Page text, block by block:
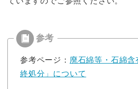
参考ページ： 廃石綿等・石綿
終処分」について